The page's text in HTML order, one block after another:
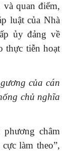
quan điểm,
luật của Nhà
ủy đảng về
thực tiễn hoạt
của cán
chủ nghĩa
châm
làm theo”,